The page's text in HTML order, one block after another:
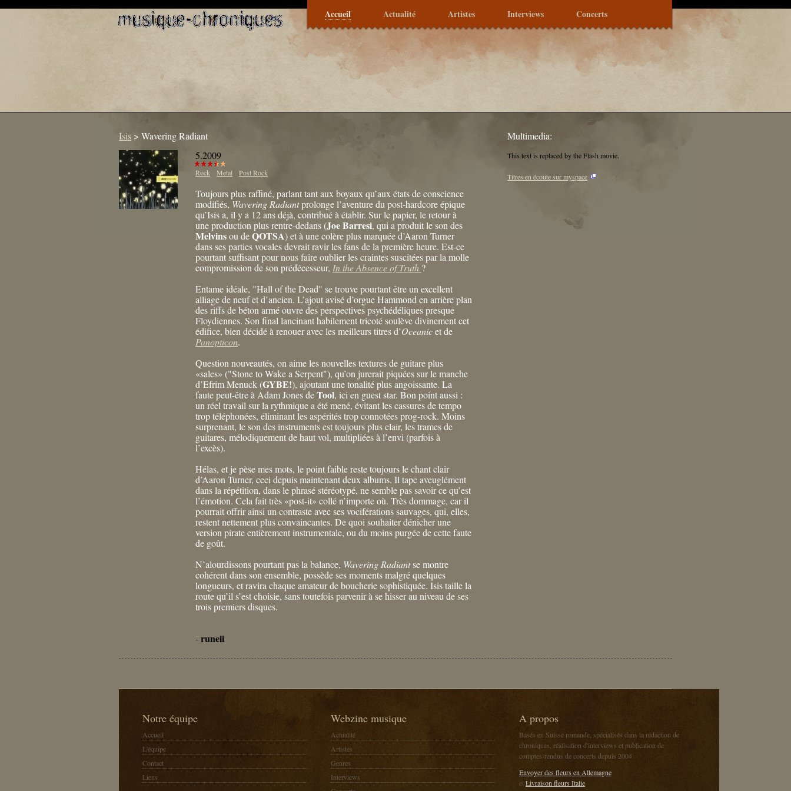
Accueil Actualité Artistes Interviews Concerts
Isis > Wavering Radiant
5.2009
Rock Metal Post Rock
Toujours plus raffiné, parlant tant aux boyaux qu’aux états de conscience
modifiés, Wavering Radiantprolonge l’aventure du post-hardcore épique
qu’Isis a, il y a 12 ans déjà, contribué à établir. Sur le papier, le retour à
une production plus rentre-dedans (Joe Barresi, qui a produit le son des
Melvinsou deQOTSA) et à une colère plus marquée d’Aaron Turner
dans ses parties vocales devrait ravir les fans de la première heure. Est-ce
pourtant suffisant pour nous faire oublier les craintes suscitées par la molle
compromission de son prédécesseur, In the Absence of Truth ?
Entame idéale, "Hall of the Dead" se trouve pourtant être un excellent
alliage de neuf et d’ancien. L’ajout avisé d’orgue Hammond en arrière plan
des riffs de béton armé ouvre des perspectives psychédéliques presque
Floydiennes. Son final lancinant habilement tricoté soulève divinement cet
édifice, bien décidé à renouer avec les meilleurs titres d’Oceanicet de
Panopticon.
Question nouveautés, on aime les nouvelles textures de guitare plus
«sales» ("Stone to Wake a Serpent"), qu’on jurerait piquées sur le manche
d’Efrim Menuck (GYBE!), ajoutant une tonalité plus angoissante. La
faute peut-être à Adam Jones deTool, ici en guest star. Bon point aussi :
un réel travail sur la rythmique a été mené, évitant les cassures de tempo
trop téléphonées, éliminant les aspérités trop connotées prog-rock. Moins
surprenant, le son des instruments est toujours plus clair, les trames de
guitares, mélodiquement de haut vol, multipliées à l’envi (parfois à
l’excès).
Hélas, et je pèse mes mots, le point faible reste toujours le chant clair
d’Aaron Turner, ceci depuis maintenant deux albums. Il tape aveuglément
dans la répétition, dans le phrasé stéréotypé, ne semble pas savoir ce qu’est
l’émotion. Cela fait très «post-it» collé n’importe où. Très dommage, car il
pourrait offrir ainsi un contraste avec ses vociférations sauvages, qui, elles,
restent nettement plus convaincantes. De quoi souhaiter dénicher une
version pirate entièrement instrumentale, ou du moins purgée de cette faute
de goût.
N’alourdissons pourtant pas la balance, Wavering Radiantse montre
cohérent dans son ensemble, possède ses moments malgré quelques
longueurs, et ravira chaque amateur de boucherie sophistiquée. Isis taille la
route qu’il s’est choisie, sans toutefois parvenir à se hisser au niveau de ses
trois premiers disques.
-runeii
Multimedia:
This text is replaced by the Flash movie.
Titres en écoute sur myspace
Notre équipe
Accueil
L'équipe
Contact
Liens
Webzine musique
Actualité
Artistes
Genres
Interviews
A propos
Basés en Suisse romande, spécialisés dans la rédaction de
chroniques, réalisation d'interviews et publication de
comptes-rendus de concerts depuis 2004
Envoyer des fleurs en Allemagne
etLivraison fleurs Italie